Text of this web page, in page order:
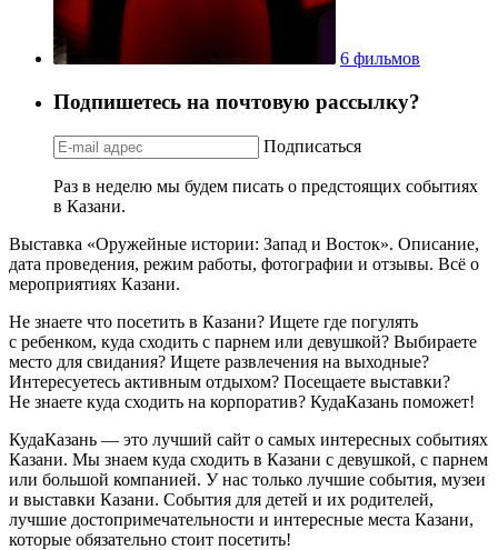
6 фильмов
Подпишетесь на почтовую рассылку?
Подписаться
Раз в неделю мы будем писать о предстоящих событиях
в Казани.
Выставка «Оружейные истории: Запад и Восток». Описание,
дата проведения, режим работы, фотографии и отзывы. Всё о
мероприятиях Казани.
Не знаете что посетить в Казани? Ищете где погулять
с ребенком, куда сходить с парнем или девушкой? Выбираете
место для свидания? Ищете развлечения на выходные?
Интересуетесь активным отдыхом? Посещаете выставки?
Не знаете куда сходить на корпоратив? КудаКазань поможет!
КудаКазань — это лучший сайт о самых интересных событиях
Казани. Мы знаем куда сходить в Казани с девушкой, с парнем
или большой компанией. У нас только лучшие события, музеи
и выставки Казани. События для детей и их родителей,
лучшие достопримечательности и интересные места Казани,
которые обязательно стоит посетить!